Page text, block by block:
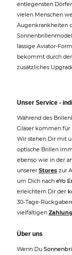
entlegensten
vielen Menschen
Augenkrankheiten
lässige Aviator-
bekommt durch
zusätzliches
Unser Service -
Während des
Gläser kommen für
Wir stehen Dir mit
optische Brillen
ebenso wie in der
unserer Stores zur
um Dich nach eYo
erleichtern Dir der
30-Tage-
vielfältigen
Über uns
Wenn Du